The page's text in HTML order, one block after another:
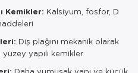
Kemikler: Kalsiyum, fosfor, D
Diş plağını mekanik olarak
yapılı kemikler
Daha yumuşak yapı ve küçük